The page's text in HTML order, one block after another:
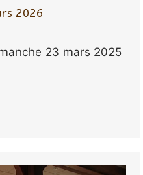
2026
23 mars 2025